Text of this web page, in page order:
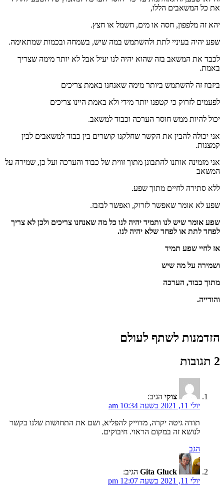
את כל המשאבים הללו,
יהא זה מלפפון, חסה או מים, חשמל או חצץ.
שפע יהיה בעיניי לתת ולהשתמש במה שיש, בשמחה ובכמות שמתאימה.
לכבד את המשאב בזה שהוא יהיה לנו יעיל אבל לא יותר מימה שצריך
באמת.
ביזבוז זה להשתמש ביותר מימה שאנחנו באמת צריכים
לפעמים לזרוק כי קטפנו יותר מידי ולא באמת היינו צריכים
יכול להיות ממש חוסר הערכה וכבוד למשאב.
אני יכולה להבין את הקשר שחלקנו קושרים בין כבוד למשאבים לבין
קמצנות.
אני מזמינה אותנו להתבונן מתוך זווית של כבוד והערכה ועל כן, שמירה על
המשאב
ללא סתירה לחיים מתוך שפע.
שפע לא אומר שאפשר לזרוק, ואפשר לבזבז.
שפע אומר שיש לנו ותמיד יהיה לנו כל מה שאנחנו צריכים ולכן לא צריך
לפחד לתת או לפחד שלא יהיה לנו.
אז לחיי שפע תמיד
ושמירה על מה שיש
מתוך כבוד, הערכה
והודייה.
הזדמנות לשתף לעולם
2 תגובות
צוקי הגיב:
יולי 11, 2021 בשעה 10:34 am
תודה גיטה יקרה, מדוייק להפליא, ושם את התחושות שלנו בקשר
לנושא זה במקום הראוי. חיבוקים.
הגב
Gita Gluck הגיב:
יולי 11, 2021 בשעה 12:07 pm